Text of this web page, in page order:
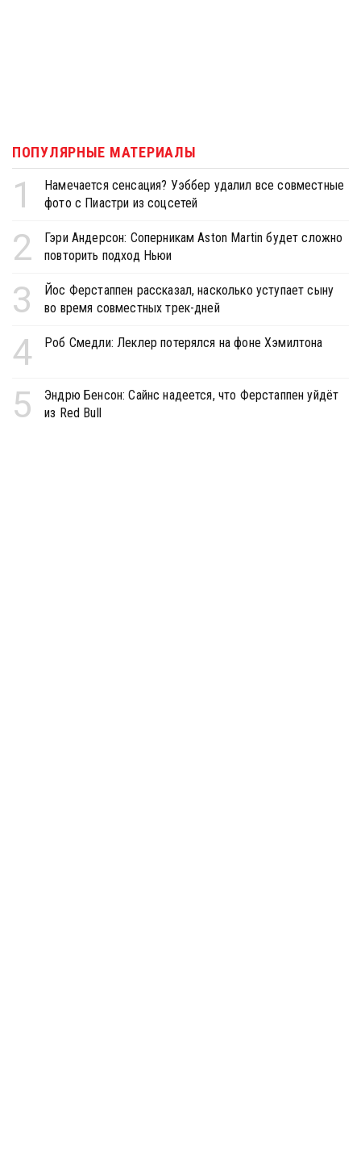
ПОПУЛЯРНЫЕ МАТЕРИАЛЫ
1
Намечается сенсация? Уэббер удалил все совместные
фото с Пиастри из соцсетей
2
Гэри Андерсон: Соперникам Aston Martin будет сложно
повторить подход Ньюи
3
Йос Ферстаппен рассказал, насколько уступает сыну
во время совместных трек-дней
4 Роб Смедли: Леклер потерялся на фоне Хэмилтона
5
Эндрю Бенсон: Сайнс надеется, что Ферстаппен уйдёт
из Red Bull